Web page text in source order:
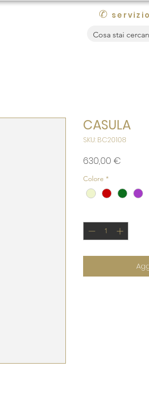
✆
CASULA
SKU: BC20108
630,00 €
Colore *